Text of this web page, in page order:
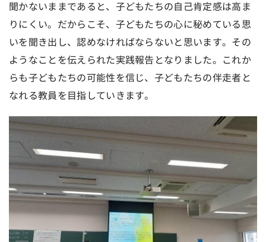
聞かないままであると、子どもたちの自己肯定感は高ま
りにくい。だからこそ、子どもたちの心に秘めている思
いを聞き出し、認めなければならないと思います。その
ようなことを伝えられた実践報告となりました。これか
らも子どもたちの可能性を信じ、子どもたちの伴走者と
なれる教員を目指していきます。